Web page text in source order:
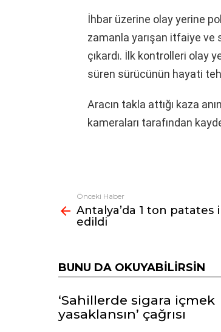
İhbar üzerine olay yerine
zamanla yarışan itfaiye ve
çıkardı. İlk kontrolleri olay
süren sürücünün hayati
Aracın takla attığı kaza
kameraları tarafından
Fazlasına
bak
Önceki Haber
Antalya’da 1 ton patates
edildi
BUNU DA OKUYABILIRSIN
‘Sahillerde sigara içmek
yasaklansın’ çağrısı